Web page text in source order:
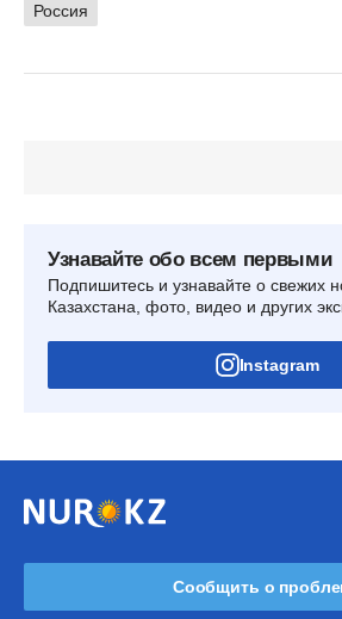
Россия
Узнавайте обо всем первыми
Подпишитесь и узнавайте о свежих
Казахстана, фото, видео и других
Instagram
Сообщить о